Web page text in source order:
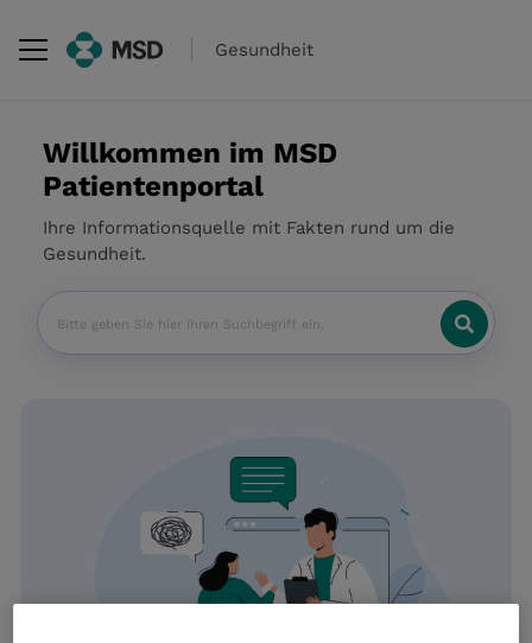
Gesundheit
Willkommen im MSD
Patientenportal
Ihre Informationsquelle mit Fakten rund um die
Gesundheit.
Fieldset for group named:
Suche